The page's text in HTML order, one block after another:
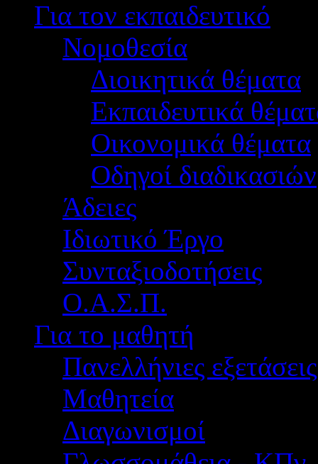
Για τον εκπαιδευτικό
Νομοθεσία
Διοικητικά θέματα
Εκπαιδευτικά
Οικονομικά θέματα
Οδηγοί διαδικασιών
Άδειες
Ιδιωτικό Έργο
Συνταξιοδοτήσεις
Ο.Α.Σ.Π.
Για το μαθητή
Πανελλήνιες εξετάσεις
Μαθητεία
Διαγωνισμοί